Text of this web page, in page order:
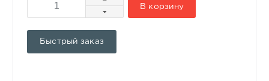
В корзину
Быстрый заказ